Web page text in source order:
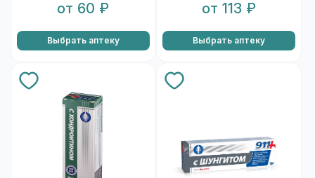
от 60 ₽
Выбрать аптеку
от 113 ₽
Выбрать аптеку